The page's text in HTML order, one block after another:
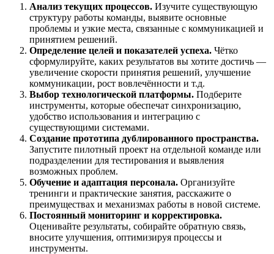
Анализ текущих процессов. Изучите существующую
структуру работы команды, выявите основные
проблемы и узкие места, связанные с коммуникацией и
принятием решений.
Определение целей и показателей успеха. Чётко
сформулируйте, каких результатов вы хотите достичь —
увеличение скорости принятия решений, улучшение
коммуникации, рост вовлечённости и т.д.
Выбор технологической платформы. Подберите
инструменты, которые обеспечат синхронизацию,
удобство использования и интеграцию с
существующими системами.
Создание прототипа дублированного пространствa.
Запустите пилотный проект на отдельной команде или
подразделении для тестирования и выявления
возможных проблем.
Обучение и адаптация персонала. Организуйте
тренинги и практические занятия, расскажите о
преимуществах и механизмах работы в новой системе.
Постоянный мониторинг и корректировка.
Оценивайте результаты, собирайте обратную связь,
вносите улучшения, оптимизируя процессы и
инструменты.